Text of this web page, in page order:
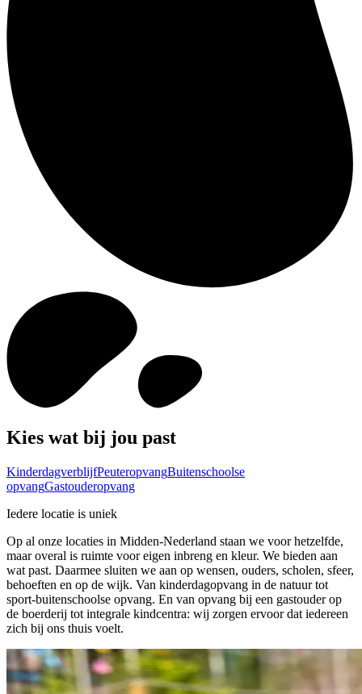
Kies wat bij jou past
KinderdagverblijfPeuteropvangBuitenschoolse
opvangGastouderopvang
Iedere locatie is uniek
Op al onze locaties in Midden-Nederland staan we voor hetzelfde,
maar overal is ruimte voor eigen inbreng en kleur. We bieden aan
wat past. Daarmee sluiten we aan op wensen, ouders, scholen, sfeer,
behoeften en op de wijk. Van kinderdagopvang in de natuur tot
sport-buitenschoolse opvang. En van opvang bij een gastouder op
de boerderij tot integrale kindcentra: wij zorgen ervoor dat iedereen
zich bij ons thuis voelt.